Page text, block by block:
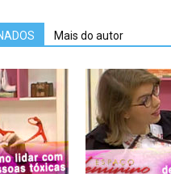
Mais do autor